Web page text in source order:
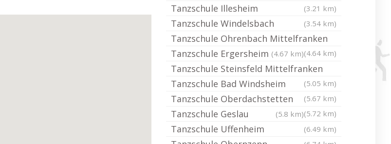
Tanzschule Illesheim (3.21 km)
Tanzschule Windelsbach (3.54 km)
Tanzschule Ohrenbach Mittelfranken
(4.64 km)
Tanzschule Ergersheim (4.67 km)
Tanzschule Steinsfeld Mittelfranken
(5.05 km)
Tanzschule Bad Windsheim
(5.67 km)
Tanzschule Oberdachstetten
(5.72 km)
Tanzschule Geslau (5.8 km)
Tanzschule Uffenheim (6.49 km)